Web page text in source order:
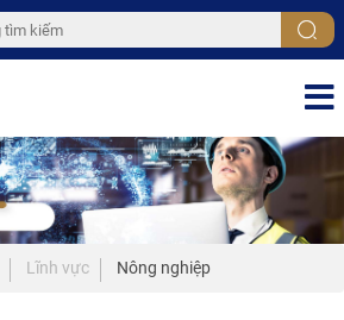
Lĩnh vực Nông nghiệp